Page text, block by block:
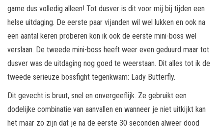
game dus volledig alleen! Tot dusver is dit voor mij bij tijden een
helse uitdaging. De eerste paar vijanden wil wel lukken en ook na
een aantal keren proberen kon ik ook de eerste mini-boss wel
verslaan. De tweede mini-boss heeft weer even geduurd maar tot
dusver was de uitdaging nog goed te weerstaan. Dit alles tot ik de
tweede serieuze bossfight tegenkwam: Lady Butterfly.
Dit gevecht is bruut, snel en onvergeeflijk. Ze gebruikt een
dodelijke combinatie van aanvallen en wanneer je niet uitkijkt kan
het maar zo zijn dat je na de eerste 30 seconden alweer dood